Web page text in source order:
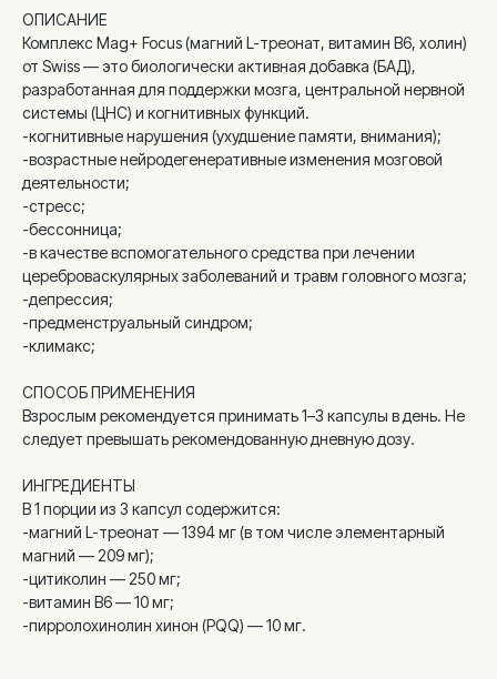
ОПИСАНИЕ
Комплекс Mag+ Focus (магний L-треонат, витамин B6, холин)
от Swiss — это биологически активная добавка (БАД),
разработанная для поддержки мозга, центральной нервной
системы (ЦНС) и когнитивных функций.
-когнитивные нарушения (ухудшение памяти, внимания);
-возрастные нейродегенеративные изменения мозговой
деятельности;
-стресс;
-бессонница;
-в качестве вспомогательного средства при лечении
цереброваскулярных заболеваний и травм головного мозга;
-депрессия;
-предменструальный синдром;
-климакс;
СПОСОБ ПРИМЕНЕНИЯ
Взрослым рекомендуется принимать 1–3 капсулы в день. Не
следует превышать рекомендованную дневную дозу.
ИНГРЕДИЕНТЫ
В 1 порции из 3 капсул содержится:
-магний L-треонат — 1394 мг (в том числе элементарный
магний — 209 мг);
-цитиколин — 250 мг;
-витамин В6 — 10 мг;
-пирролохинолин хинон (PQQ) — 10 мг.